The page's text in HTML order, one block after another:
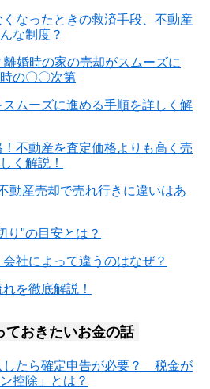
なったときの救済手段、不動産
な制度？
婚時の家の売却がスムーズに
の〇〇次第
ムーズに進める手順を詳しく解
不動産を査定価格よりも高く売
く解説！
動産売却で売れ行きに違いはあ
り"の目安とは？
社によって違うのはなぜ？
を徹底解説！
ておきたいお金の話
したら確定申告が必要？ 税金が
控除」とは？